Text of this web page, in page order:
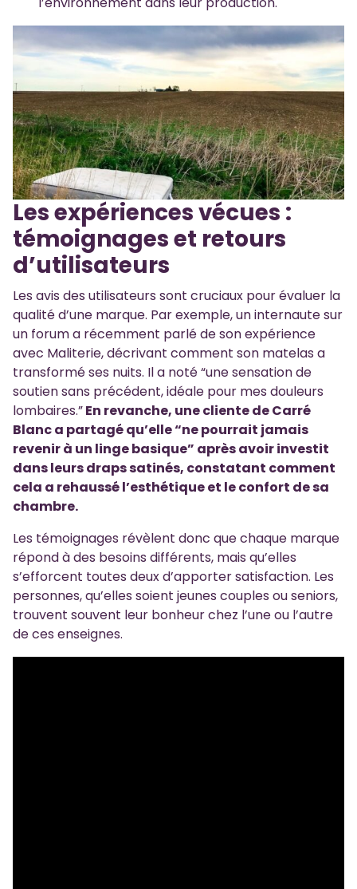
Les expériences vécues :
témoignages et retours
d’utilisateurs
Les avis des utilisateurs sont cruciaux pour évaluer la
qualité d’une marque. Par exemple, un internaute sur
un forum a récemment parlé de son expérience
avec Maliterie, décrivant comment son matelas a
transformé ses nuits. Il a noté “une sensation de
soutien sans précédent, idéale pour mes douleurs
lombaires.”En revanche, une cliente de Carré
Blanc a partagé qu’elle “ne pourrait jamais
revenir à un linge basique” après avoir investit
dans leurs draps satinés, constatant comment
cela a rehaussé l’esthétique et le confort de sa
chambre.
Les témoignages révèlent donc que chaque marque
répond à des besoins différents, mais qu’elles
s’efforcent toutes deux d’apporter satisfaction. Les
personnes, qu’elles soient jeunes couples ou seniors,
trouvent souvent leur bonheur chez l’une ou l’autre
de ces enseignes.